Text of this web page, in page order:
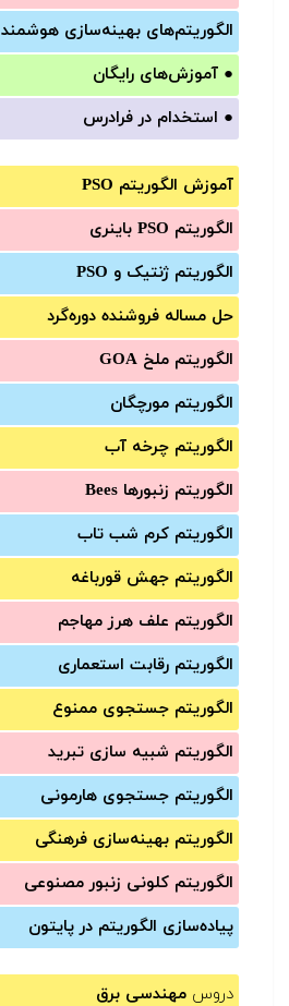
الگوریتم‌های بهینه‌سازی هوشمند
● آموزش‌های رایگان
● استخدام در فرادرس
آموزش الگوریتم PSO
الگوریتم PSO باینری
الگوریتم ژنتیک و PSO
حل مساله فروشنده دوره‌گرد
الگوریتم ملخ GOA
الگوریتم مورچگان
الگوریتم چرخه آب
الگوریتم زنبورها Bees
الگوریتم کرم شب تاب
الگوریتم جهش قورباغه
الگوریتم علف هرز مهاجم
الگوریتم رقابت استعماری
الگوریتم جستجوی ممنوع
الگوریتم شبیه سازی تبرید
الگوریتم جستجوی هارمونی
الگوریتم بهینه‌سازی فرهنگی
الگوریتم کلونی زنبور مصنوعی
پیاده‌سازی الگوریتم در پایتون
دروس مهندسی برق